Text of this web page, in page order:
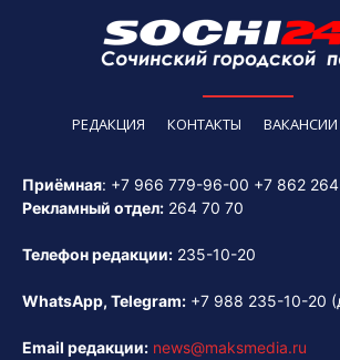
РЕДАКЦИЯ КОНТАКТЫ ВАКАНСИИ
Приёмная: +7 966 779-96-00 +7 862
Рекламный отдел: 264 70 70
Телефон редакции: 235-10-20
WhatsApp, Telegram: +7 988 235-10-20
Email редакции: news@maksmedia.ru